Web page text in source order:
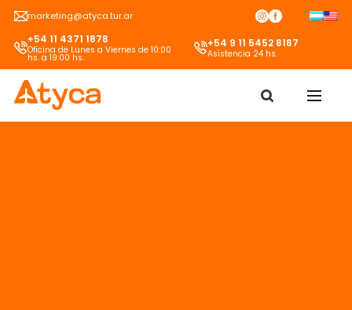
Skip
content
marketing@atyca.tur.ar
+54 11 4371 1878
Oficina de Lunes a Viernes de 10:00
hs. a 19:00 hs.
+54 9 11 5452 8187
Asistencia 24 hs.